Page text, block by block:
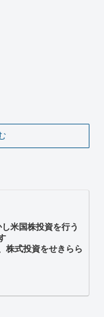
米国株投資を行う
株式投資をせきらら